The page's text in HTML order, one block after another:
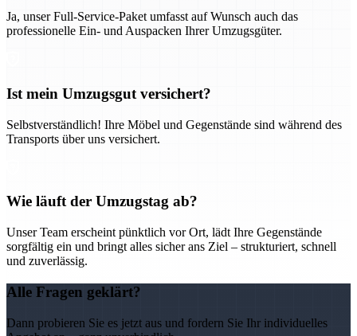
Ja, unser Full-Service-Paket umfasst auf Wunsch auch das
professionelle Ein- und Auspacken Ihrer Umzugsgüter.
Ist mein Umzugsgut versichert?
Selbstverständlich! Ihre Möbel und Gegenstände sind während des
Transports über uns versichert.
Wie läuft der Umzugstag ab?
Unser Team erscheint pünktlich vor Ort, lädt Ihre Gegenstände
sorgfältig ein und bringt alles sicher ans Ziel – strukturiert, schnell
und zuverlässig.
Alle Fragen geklärt?
Dann probieren Sie es jetzt aus und fordern Sie Ihr individuelles